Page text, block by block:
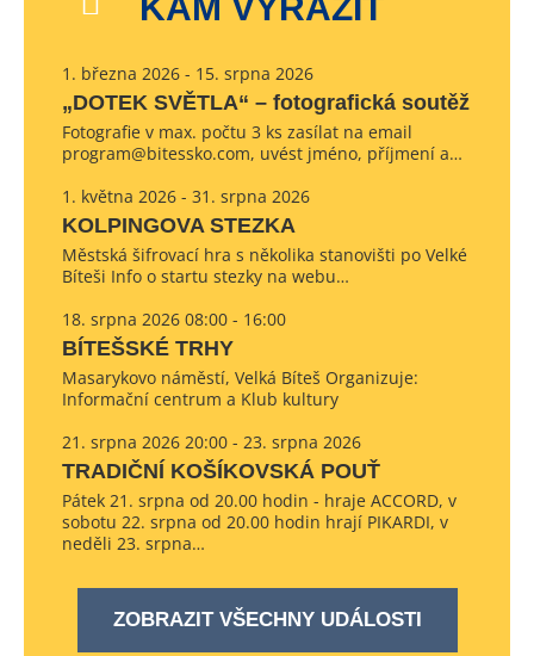
1. března 2026 - 15. srpna 2026
„DOTEK SVĚTLA“ – fotografická soutěž
Fotografie v max. počtu 3 ks zasílat na email
program@bitessko.com, uvést jméno, příjmení a…
1. května 2026 - 31. srpna 2026
KOLPINGOVA STEZKA
Městská šifrovací hra s několika stanovišti po Velké
Bíteši Info o startu stezky na webu…
18. srpna 2026 08:00 - 16:00
BÍTEŠSKÉ TRHY
Masarykovo náměstí, Velká Bíteš Organizuje:
Informační centrum a Klub kultury
21. srpna 2026 20:00 - 23. srpna 2026
TRADIČNÍ KOŠÍKOVSKÁ POUŤ
Pátek 21. srpna od 20.00 hodin - hraje ACCORD, v
sobotu 22. srpna od 20.00 hodin hrají PIKARDI, v
neděli 23. srpna…
ZOBRAZIT VŠECHNY UDÁLOSTI